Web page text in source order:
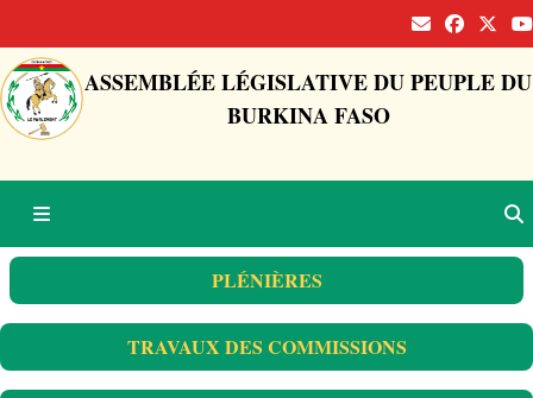
ASSEMBLÉE LÉGISLATIVE DU PEUPLE DU
BURKINA FASO
PLÉNIÈRES
TRAVAUX DES COMMISSIONS